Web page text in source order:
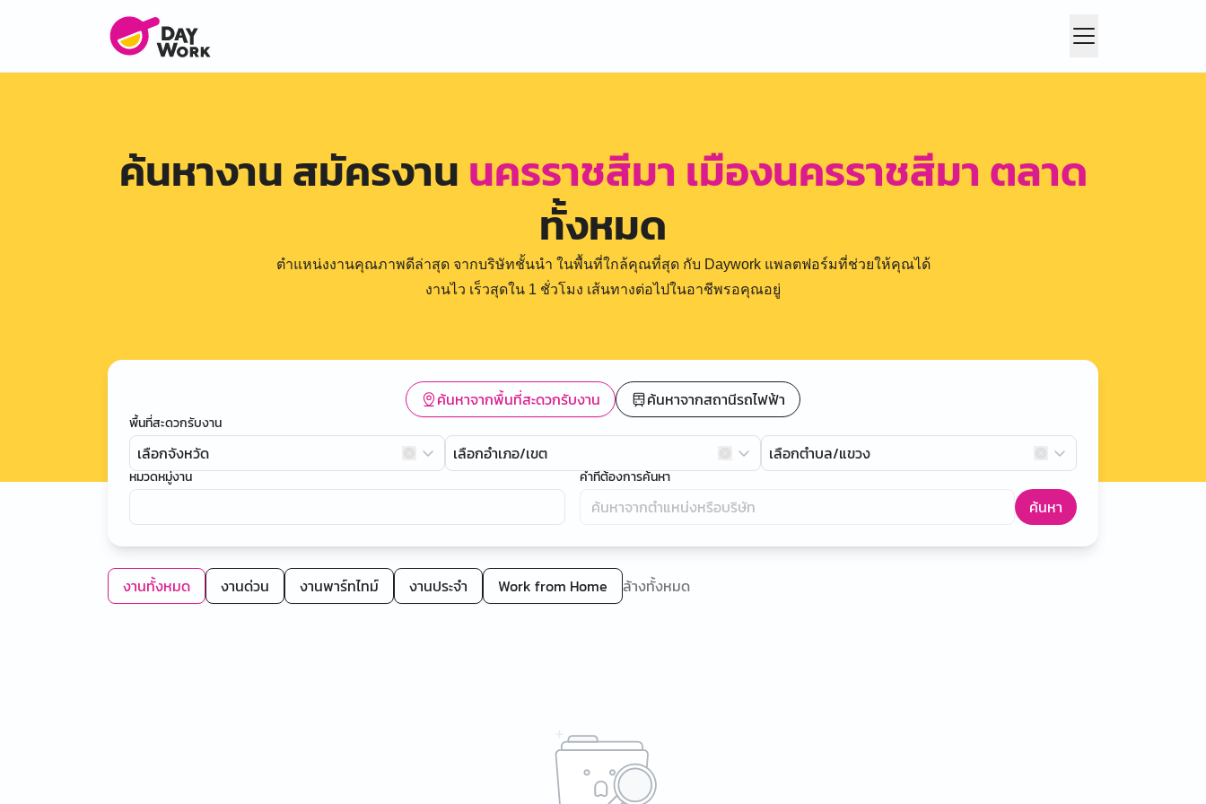
ค้นหางาน สมัครงาน นครราชสีมา เมืองนครราชสีมา ตลาด
ทั้งหมด
ตำแหน่งงานคุณภาพดีล่าสุด จากบริษัทชั้นนำ ในพื้นที่ใกล้คุณที่สุด กับ Daywork แพลตฟอร์มที่ช่วยให้คุณได้
งานไว เร็วสุดใน 1 ชั่วโมง เส้นทางต่อไปในอาชีพรอคุณอยู่
ค้นหาจากพื้นที่สะดวกรับงาน ค้นหาจากสถานีรถไฟฟ้า
พื้นที่สะดวกรับงาน
เลือกจังหวัด เลือกอำเภอ/เขต เลือกตำบล/แขวง
หมวดหมู่งาน คำที่ต้องการค้นหา
ค้นหา
งานทั้งหมด งานด่วน งานพาร์ทไทม์ งานประจำ Work from Home ล้างทั้งหมด